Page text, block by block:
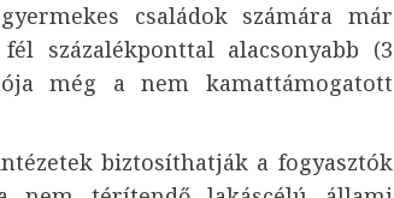
családok számára már
százalékponttal alacsonyabb (3
még a nem kamattámogatott
biztosíthatják a fogyasztók